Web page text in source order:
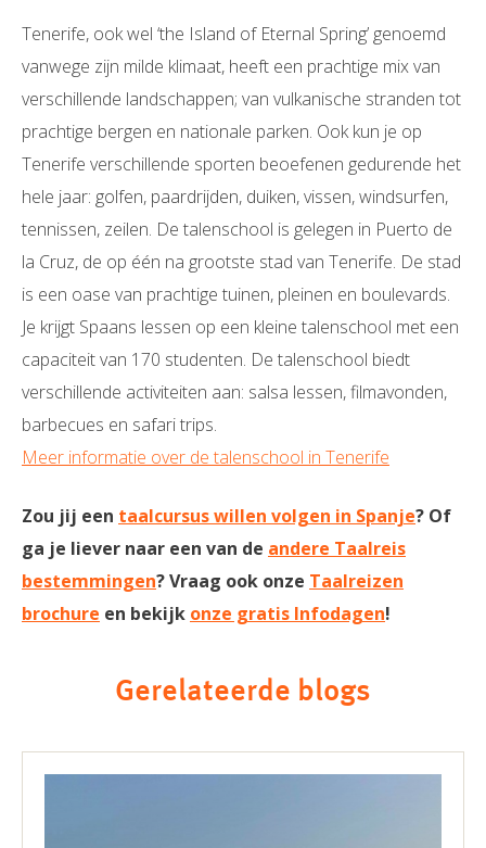
Tenerife, ook wel ‘the Island of Eternal Spring’ genoemd
vanwege zijn milde klimaat, heeft een prachtige mix van
verschillende landschappen; van vulkanische stranden tot
prachtige bergen en nationale parken. Ook kun je op
Tenerife verschillende sporten beoefenen gedurende het
hele jaar: golfen, paardrijden, duiken, vissen, windsurfen,
tennissen, zeilen. De talenschool is gelegen in Puerto de
la Cruz, de op één na grootste stad van Tenerife. De stad
is een oase van prachtige tuinen, pleinen en boulevards.
Je krijgt Spaans lessen op een kleine talenschool met een
capaciteit van 170 studenten. De talenschool biedt
verschillende activiteiten aan: salsa lessen, filmavonden,
barbecues en safari trips.
Meer informatie over de talenschool in Tenerife
Zou jij een taalcursus willen volgen in Spanje? Of
ga je liever naar een van de andere Taalreis
bestemmingen? Vraag ook onze Taalreizen
brochure en bekijk onze gratis Infodagen!
Gerelateerde blogs